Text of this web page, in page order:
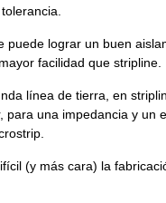
puede lograr un buen
facilidad que stripline.
línea de tierra, en
para una impedancia y un
(y más cara) la